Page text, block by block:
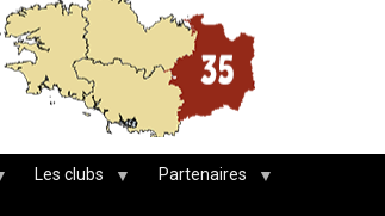
Les clubs Partenaires